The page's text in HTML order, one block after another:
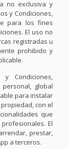
no exclusiva y
y Condiciones,
para los fines
El uso no
registradas u
prohibido y
Condiciones,
personal, global
para instalar
con el
que
El
prestar,
a terceros.